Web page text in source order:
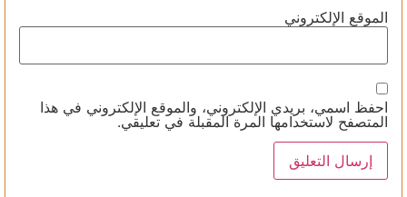
الموقع الإلكتروني
احفظ اسمي، بريدي الإلكتروني، والموقع الإلكتروني في هذا
المتصفح لاستخدامها المرة المقبلة في تعليقي.